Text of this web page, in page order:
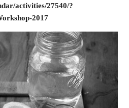
activities/27540/?
2017